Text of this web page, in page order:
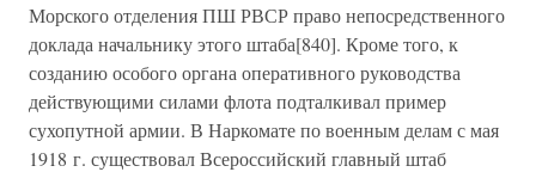
Морского отделения ПШ РВСР право непосредственного
доклада начальнику этого штаба[840]. Кроме того, к
созданию особого органа оперативного руководства
действующими силами флота подталкивал пример
сухопутной армии. В Наркомате по военным делам с мая
1918 г. существовал Всероссийский главный штаб